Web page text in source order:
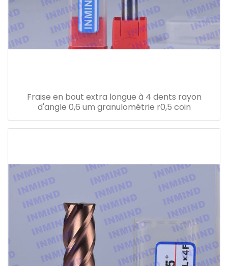
Fraise en bout extra longue à 4 dents rayon
d'angle 0,6 um granulométrie r0,5 coin